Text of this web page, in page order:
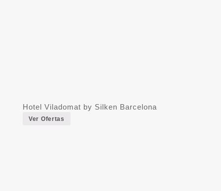
Hotel Viladomat by Silken Barcelona
Ver Ofertas